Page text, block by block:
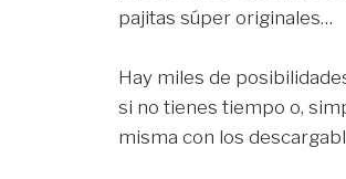
pajitas súper originales…
Hay miles de
si no tienes tiempo o,
misma con los